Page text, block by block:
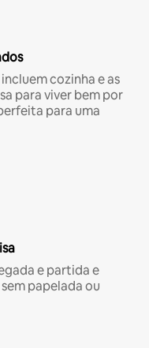
cozinha e as
para viver bem por
para uma
e partida e
papelada ou